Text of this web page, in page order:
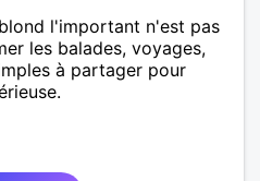
l'important n'est pas
les balades, voyages,
à partager pour